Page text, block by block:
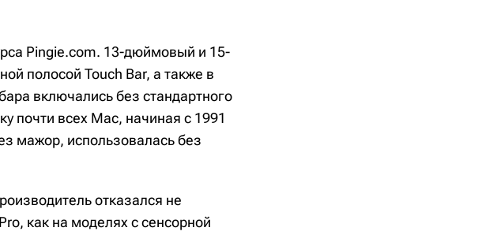
Pingie.com. 13-дюймовый и 15-
полосой Touch Bar, а также в
включались без стандартного
почти всех Mac, начиная с 1991
мажор, использовалась без
отказался не
как на моделях с сенсорной